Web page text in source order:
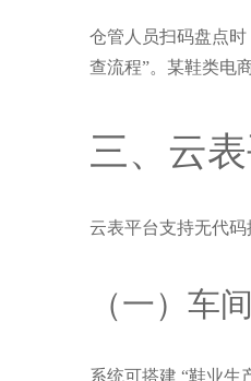
仓管人员扫码盘点
查流程”。某鞋类电
三、云
云表平台支持无代码
（一）车
系统可搭建 “鞋业生